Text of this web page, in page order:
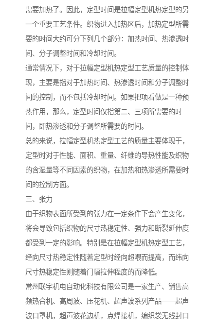
需要加热了。因此，定型时间是拉幅定型机热定型的另
一个重要工艺条件。织物进入加热区后，加热定型所需
要的时间大约可分下列几个部分：加热时间、热渗透时
间、分子调整时间和冷却时间。
通常情况下，对于拉幅定型机热定型工艺质量的控制体
现，主要是指对于加热时间、热渗透时间和分子调整时
间的控制，而不包括冷却时间。如果把项看做是一种预
热作用，那么，定型时间仅指第二、三项所需要的时
间，即热渗透和分子调整所需要的时间。
总的来说，拉幅定型机热定型工艺的质量主要体现于，
定型时对于性能、面积、重量、纤维的导热性能及织物
的含湿量等不同因素的织物，在加热和热渗透所需要时
间的控制方面。
三、张力
由于织物表面所受到的张力在一定条件下会产生变化，
将会导致包括织物的尺寸热稳定性、强力和断裂延伸度
都受到一定的影响。特别是在拉幅定型机热定型工艺，
经向尺寸热稳定性随着定型时经向超喂而提高，而纬向
尺寸热稳定性则随着门幅拉伸程度的而降低。
常州联宇机电自动化科技有限公司是一家生产、销售高
频热合机、高周波、压花机、超声波系列产品——超声
波口罩机，超声波花边机，点焊接机，编织袋无线封口